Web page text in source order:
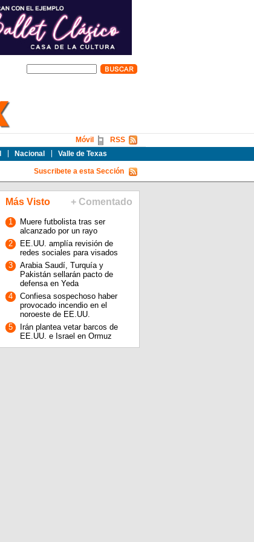
Nacional Valle de Texas
RSS
Móvil
Suscribete a esta Sección
Más Visto + Comentado
1
Muere futbolista tras ser
alcanzado por un rayo
2
EE.UU. amplía revisión de
redes sociales para visados
3
Arabia Saudí, Turquía y
Pakistán sellarán pacto de
defensa en Yeda
4
Confiesa sospechoso haber
provocado incendio en el
noroeste de EE.UU.
5
Irán plantea vetar barcos de
EE.UU. e Israel en Ormuz